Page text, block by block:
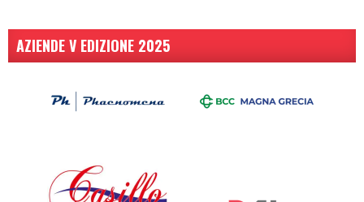
AZIENDE V EDIZIONE 2025